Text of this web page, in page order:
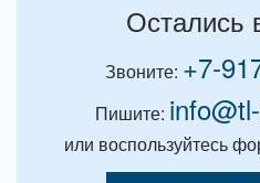
Остались
Звоните: +7-
Пишите:
или воспользуйтесь